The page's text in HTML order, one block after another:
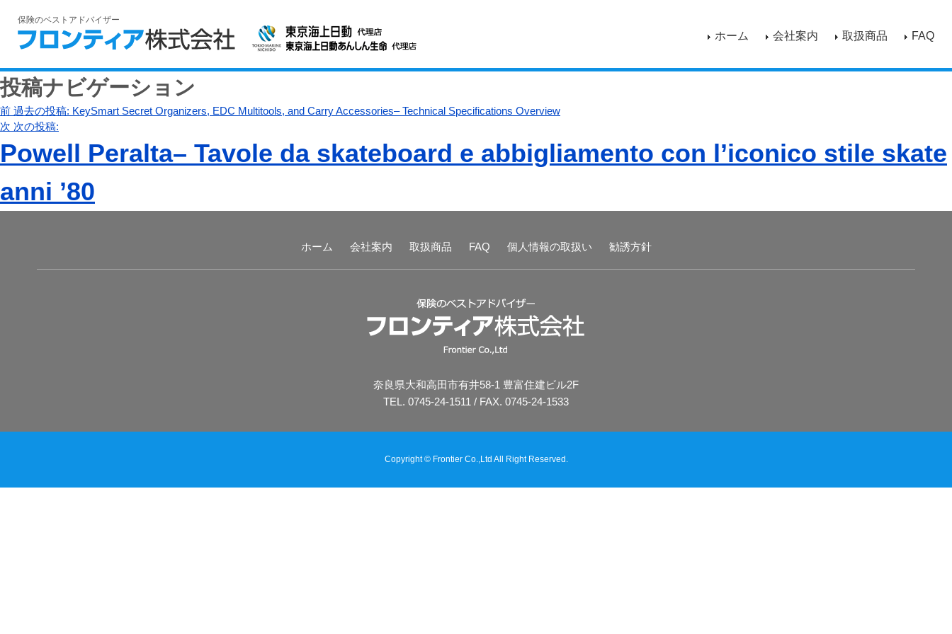
保険のベストアドバイザー
ホーム 会社案内 取扱商品 FAQ
投稿ナビゲーション
前 過去の投稿: KeySmart Secret Organizers, EDC Multitools, and Carry Accessories– Technical Specifications Overview
次 次の投稿:
Powell Peralta– Tavole da skateboard e abbigliamento con l’iconico stile skate
anni ’80
ホーム 会社案内 取扱商品 FAQ 個人情報の取扱い 勧誘方針
奈良県大和高田市有井58-1 豊富住建ビル2F
TEL. 0745-24-1511 / FAX. 0745-24-1533
Copyright © Frontier Co.,Ltd All Right Reserved.